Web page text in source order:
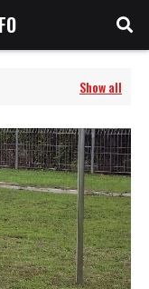
Show all